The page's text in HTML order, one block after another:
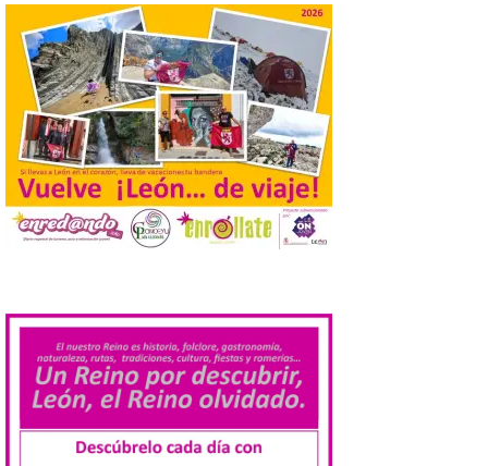
aquí”, una producción de la compañía
salmantina […]
Ciclo “Mujeres en la
Historia y la
Peregrinación”, en
Benavides de Órbigo.
7 Ago 2026
Conferencia de Victorina
Alonso, sobre la
Fernando Cornejo. Apertura de una doble
exposición de fotografía. Este viernes, 7
de agosto, a las 20,00 horas, en el
auditorio de Benavides de […]
Food trucks y música en